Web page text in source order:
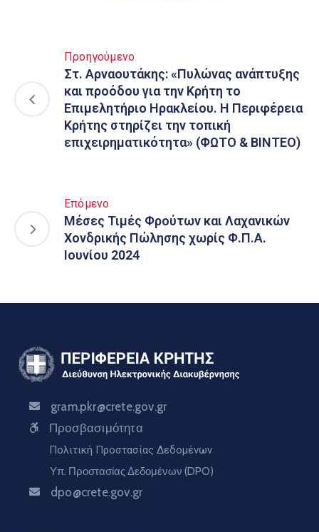
Προηγούμενο
Στ. Αρναουτάκης: «Πυλώνας ανάπτυξης
και προόδου για την Κρήτη το
Επιμελητήριο Ηρακλείου. Η Περιφέρεια
Κρήτης στηρίζει την τοπική
επιχειρηματικότητα» (ΦΩΤΟ & ΒΙΝΤΕΟ)
Επόμενο
Μέσες Τιμές Φρούτων και Λαχανικών
Χονδρικής Πώλησης χωρίς Φ.Π.Α.
Ιουνίου 2024
gram.pkr@crete.gov.gr
Προσβασιμότητα
Πολιτική Προστασίας Δεδομένων
Υπ. Προστασίας Δεδομένων (DPO)
dpo@crete.gov.gr